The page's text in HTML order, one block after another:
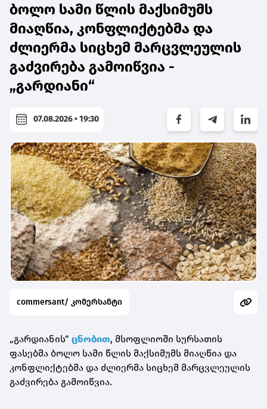
ბოლო სამი წლის მაქსიმუმს
მიაღწია, კონფლიქტებმა და
ძლიერმა სიცხემ მარცვლეულის
გაძვირება გამოიწვია -
„გარდიანი“
07.08.2026 • 19:30
commersant/ კომერსანტი
„გარდიანის“ ცნობით, მსოფლიოში სურსათის
ფასებმა ბოლო სამი წლის მაქსიმუმს მიაღწია და
კონფლიქტებმა და ძლიერმა სიცხემ მარცვლეულის
გაძვირება გამოიწვია.